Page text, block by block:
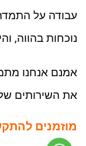
עבודה על
נוכחות בהווה,
אמנם אנחנו
את השירותים
מוזמנים להתקשר ל 050-